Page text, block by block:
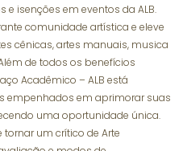
isenções em eventos da ALB.
comunidade artística e eleve
cênicas, artes manuais, musica
de todos os benefícios
Acadêmico – ALB está
empenhados em aprimorar suas
uma oportunidade única.
um crítico de Arte